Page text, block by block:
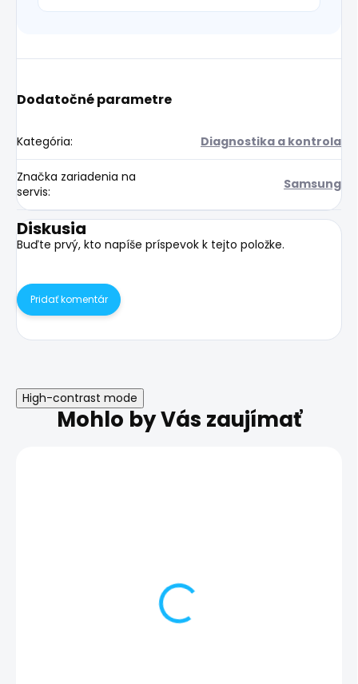
Dodatočné parametre
Kategória: Diagnostika a kontrola
Značka zariadenia na
servis: Samsung
Diskusia
Buďte prvý, kto napíše príspevok k tejto položke.
Pridať komentár
High-contrast mode
Mohlo by Vás zaujímať
Zálohovanie telefónu |